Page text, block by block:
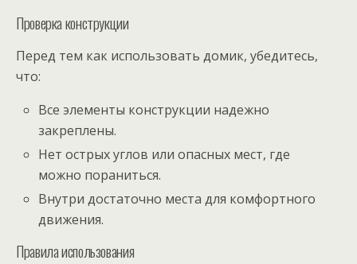
Проверка конструкции
Перед тем как использовать домик, убедитесь,
что:
Все элементы конструкции надежно
закреплены.
Нет острых углов или опасных мест, где
можно пораниться.
Внутри достаточно места для комфортного
движения.
Правила использования